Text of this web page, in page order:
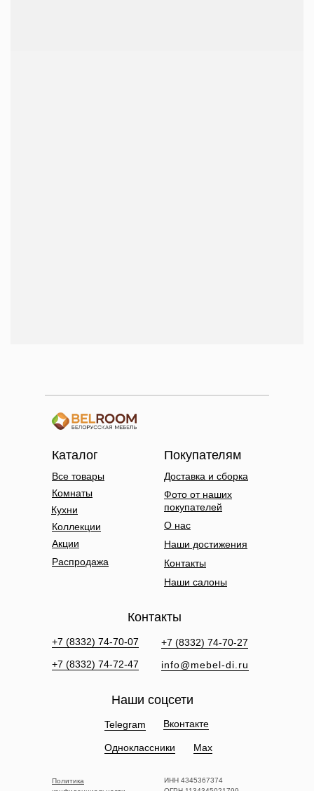
Все товары
Комнаты
Коллекции
Акции
Распродажа
Политика
+7 (8332) 74-70-07
+7 (8332) 74-72-47
+7 (8332) 74-70-27
info@mebel-di.ru
Контакты
Наши соцсети
Telegram
ИНН 4345367374
Покупателям
Каталог
Доставка и сборка
Фото от наших
покупателей
О нас
Контакты
Наши салоны
Одноклассники Max
Вконтакте
Наши достижения
Кухни